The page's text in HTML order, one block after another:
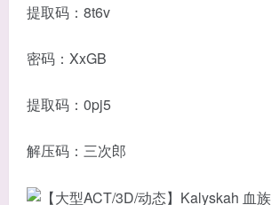
提取码：8t6v
密码：XxGB
提取码：0pj5
解压码：三次郎